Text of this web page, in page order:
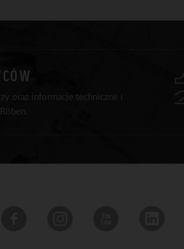
oraz informacje techniczne i